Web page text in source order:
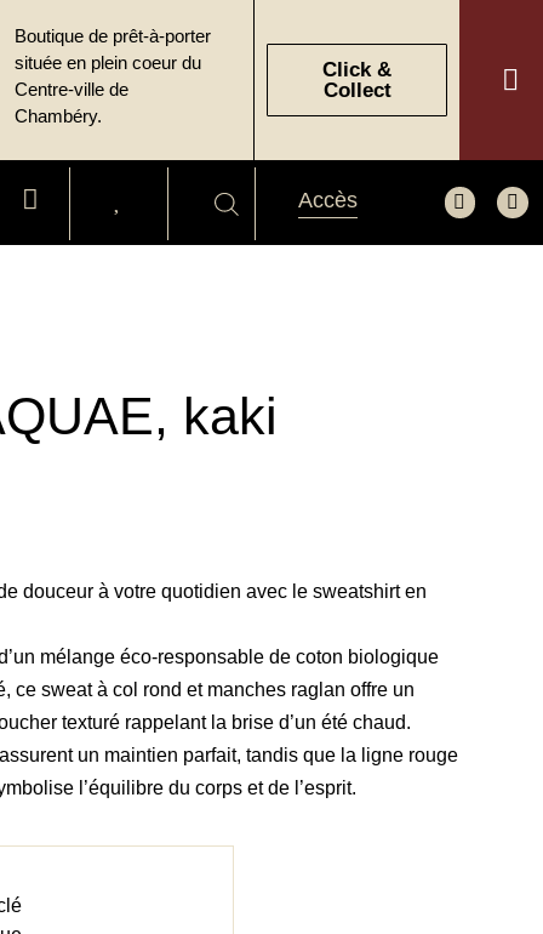
Boutique de prêt-à-porter
située en plein coeur du
Centre-ville de
Chambéry.
Click &
Collect
Accès
kaki
douceur à votre quotidien avec le sweatshirt en
mélange éco-responsable de coton biologique
ce sweat à col rond et manches raglan offre un
texturé rappelant la brise d’un été chaud.
un maintien parfait, tandis que la ligne rouge
l’équilibre du corps et de l’esprit.